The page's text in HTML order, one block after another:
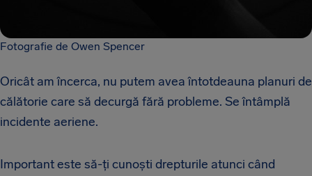
Fotografie de Owen Spencer
Oricât am încerca, nu putem avea întotdeauna planuri de
călătorie care să decurgă fără probleme. Se întâmplă
incidente aeriene.
Important este să-ți cunoști drepturile atunci când